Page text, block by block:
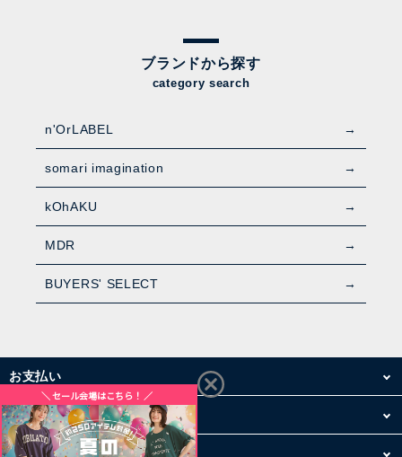
ブランドから探す
category search
n'OrLABEL
somari imagination
kOhAKU
MDR
BUYERS' SELECT
お支払い
配送・送料
お買い物について